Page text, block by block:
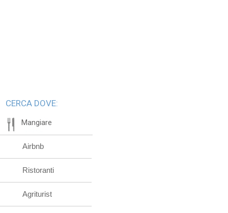
CERCA DOVE:
Mangiare
Airbnb
Ristoranti
Agriturist